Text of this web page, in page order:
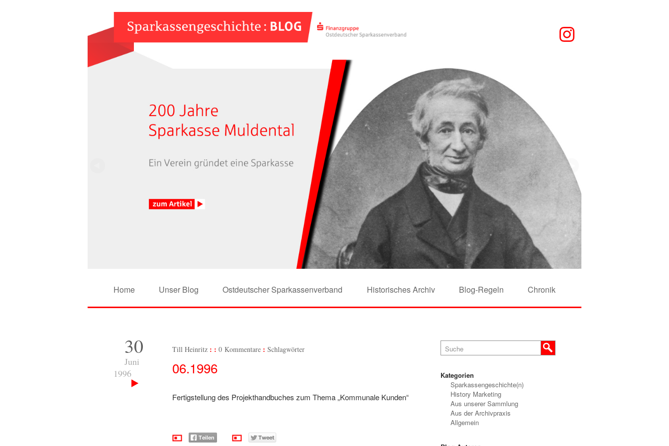
Home Unser Blog Ostdeutscher Sparkassenverband Historisches Archiv Blog-Regeln Chronik
30
Juni
1996
Till Heinritz 0 Kommentare Schlagwörter
06.1996
Fertigstellung des Projekthandbuches zum Thema „Kommunale Kunden“
Kategorien
Sparkassengeschichte(n)
History Marketing
Aus unserer Sammlung
Aus der Archivpraxis
Allgemein